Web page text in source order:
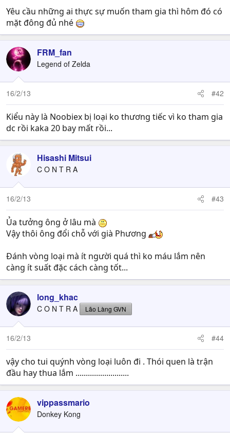
Yêu cầu những ai thực sự muốn tham gia thì hôm đó có
mặt đông đủ nhé
FRM_fan
Legend of Zelda
16/2/13 #42
Kiểu này là Noobiex bị loại ko thương tiếc vì ko tham gia
dc rồi kaka 20 bay mất rồi...
Hisashi Mitsui
C O N T R A
16/2/13 #43
Ủa tưởng ông ở lâu mà
Vậy thôi ông đổi chỗ với già Phương
Đánh vòng loại mà ít người quá thì ko máu lắm nên
càng ít suất đặc cách càng tốt...
long_khac
C O N T R A Lão Làng GVN
16/2/13 #44
vậy cho tui quýnh vòng loại luôn đi . Thói quen là trận
đầu hay thua lắm ..........................
vippassmario
Donkey Kong